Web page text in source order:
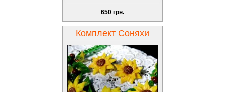
650 грн.
Комплект Соняхи